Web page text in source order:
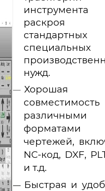
раскроя
специальных
нужд.
Хорошая
различными
форматами
чертежей,
NC-код, DXF,
и т.д.
Быстрая и